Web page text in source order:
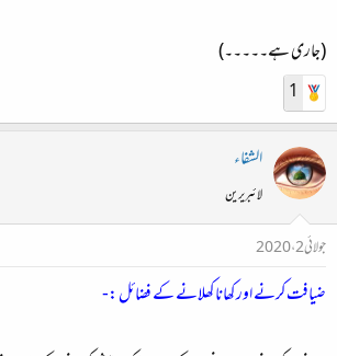
(جاری ہے۔۔۔۔۔)
1
الشفاء
لائبریرین
جولائی 2، 2020
ضیافت کرنے اور کھانا کھلانے کے فضائل :-